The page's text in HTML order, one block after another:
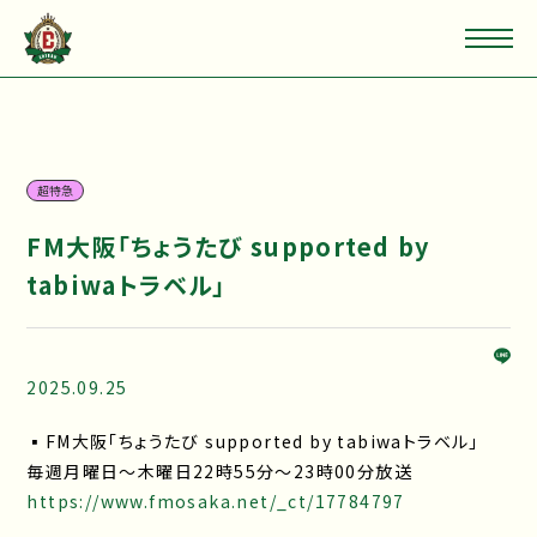
超特急
FM大阪「ちょうたび supported by
tabiwaトラベル」
2025.09.25
▪FM大阪「ちょうたび supported by tabiwaトラベル」
毎週月曜日～木曜日22時55分～23時00分放送
https://www.fmosaka.net/_ct/17784797